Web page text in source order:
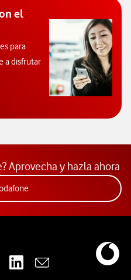
el
para
a disfrutar
el código PUK y
Aprovecha y hazla ahora
Acceder a la app Mi